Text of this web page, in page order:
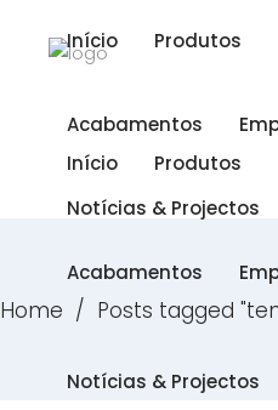
Início Produtos
Acabamentos
Notícias & Projectos
Início Produtos
Acabamentos
Notícias & Projectos
Home / Posts tagged